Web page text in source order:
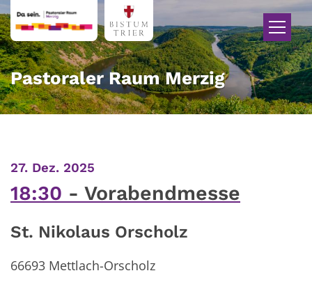
Zum Inhalt springen
Pastoraler Raum Merzig
27. Dez. 2025
18:30 Vorabendmesse
St. Nikolaus Orscholz
66693 Mettlach-Orscholz